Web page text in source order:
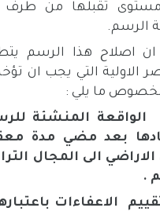
تقبلها من طرف
الرسم.
ان اصلاح هذا الرسم
الاولية التي يجب ان
ما يلي :
الواقعة المنشئة
بعد مضي مدة
الى المجال
.
الاعفاءات